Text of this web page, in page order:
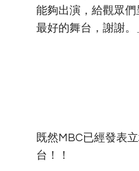
能夠出演，給觀眾
最好的舞台，謝謝。
既然MBC已經發表
台！！